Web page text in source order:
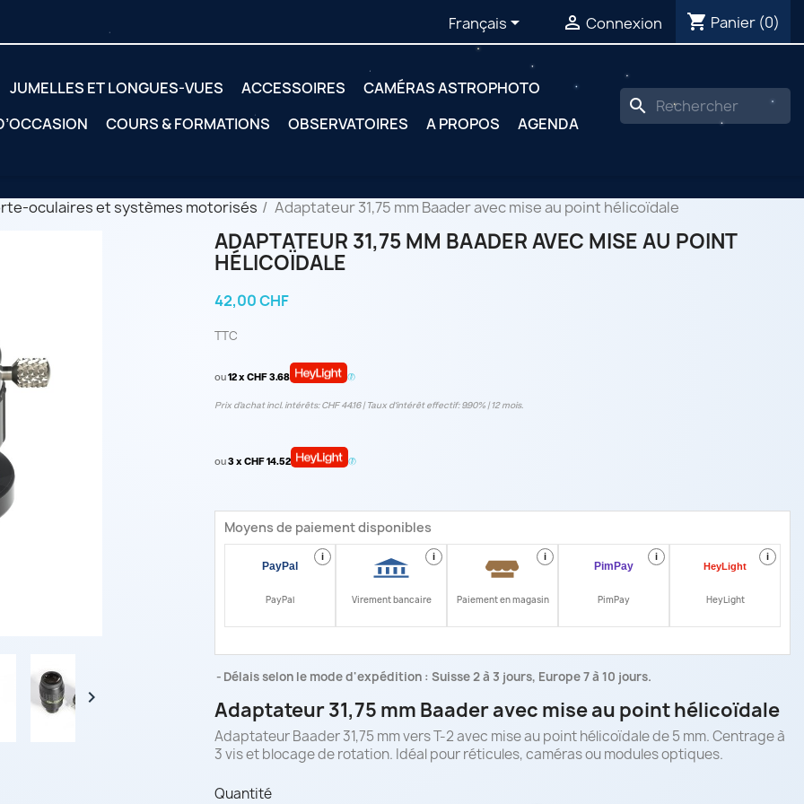
Français  Connexion shopping_cart Panier (0)
JUMELLES ET LONGUES-VUES ACCESSOIRES
CAMÉRAS ASTROPHOTO
COURS & FORMATIONS OBSERVATOIRES A PROPOS AGENDA
search
oculaires et systèmes motorisés Adaptateur 31,75 mm Baader avec mise au point hélicoïdale

ADAPTATEUR 31,75 MM BAADER AVEC MISE AU POINT
HÉLICOÏDALE
42,00 CHF
TTC
ou12 x CHF 3.68
Prix d’achat incl. intérêts: CHF 44.16 | Taux d‘intérêt effectif: 9.90% | 12 mois.
ou3 x CHF 14.52
Moyens de paiement disponibles
i
PayPal
i
Virement bancaire
i
Paiement en magasin
i
PimPay
i
HeyLight
Délais selon le mode d'expédition : Suisse 2 à 3 jours, Europe 7 à 10 jours.
Adaptateur 31,75 mm Baader avec mise au point hélicoïdale
Adaptateur Baader 31,75 mm vers T-2 avec mise au point hélicoïdale de 5 mm. Centrage à
3 vis et blocage de rotation. Idéal pour réticules, caméras ou modules optiques.
Quantité